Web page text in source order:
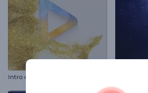
Intro com Partículas Cintilantes